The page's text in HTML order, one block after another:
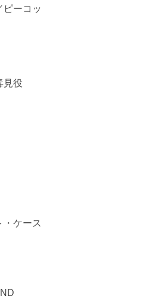
ピーコッ
見役
・ケース